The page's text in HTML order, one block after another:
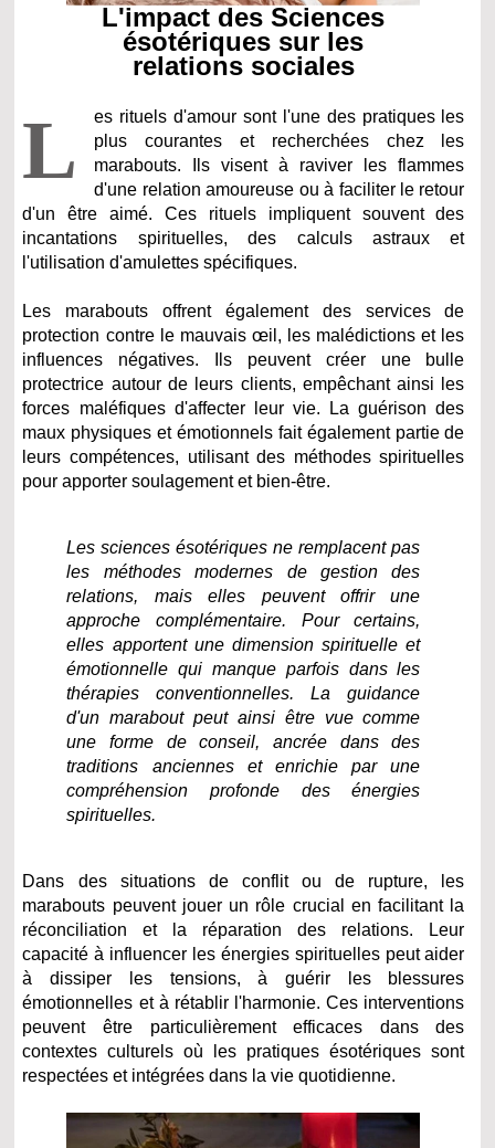
L'impact des Sciences
ésotériques sur les
relations sociales
L
es rituels d'amour sont l'une des pratiques les
plus courantes et recherchées chez les
marabouts. Ils visent à raviver les flammes
d'une relation amoureuse ou à faciliter le retour
d'un être aimé. Ces rituels impliquent souvent des
incantations spirituelles, des calculs astraux et
l'utilisation d'amulettes spécifiques.
Les marabouts offrent également des services de
protection contre le mauvais œil, les malédictions et les
influences négatives. Ils peuvent créer une bulle
protectrice autour de leurs clients, empêchant ainsi les
forces maléfiques d'affecter leur vie. La guérison des
maux physiques et émotionnels fait également partie de
leurs compétences, utilisant des méthodes spirituelles
pour apporter soulagement et bien-être.
Les sciences ésotériques ne remplacent pas
les méthodes modernes de gestion des
relations, mais elles peuvent offrir une
approche complémentaire. Pour certains,
elles apportent une dimension spirituelle et
émotionnelle qui manque parfois dans les
thérapies conventionnelles. La guidance
d'un marabout peut ainsi être vue comme
une forme de conseil, ancrée dans des
traditions anciennes et enrichie par une
compréhension profonde des énergies
spirituelles.
Dans des situations de conflit ou de rupture, les
marabouts peuvent jouer un rôle crucial en facilitant la
réconciliation et la réparation des relations. Leur
capacité à influencer les énergies spirituelles peut aider
à dissiper les tensions, à guérir les blessures
émotionnelles et à rétablir l'harmonie. Ces interventions
peuvent être particulièrement efficaces dans des
contextes culturels où les pratiques ésotériques sont
respectées et intégrées dans la vie quotidienne.